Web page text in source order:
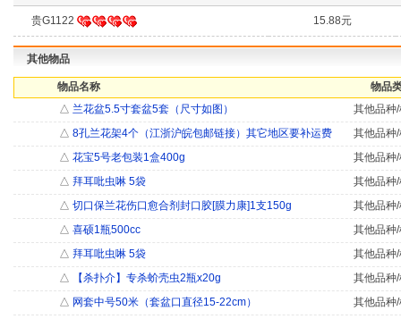
贵G1122 15.88元
其他物品
物品名称
物品
△ 兰花盆5.5寸套盆5套（尺寸如图）
其他品种
△ 8孔兰花架4个（江浙沪皖包邮链接）其它地区要补运费
其他品种
△ 花宝5号老包装1盒400g
其他品种
△ 拜耳吡虫啉 5袋
其他品种
△ 切口保兰花伤口愈合剂封口胶[膜力康]1支150g
其他品种
△ 喜硕1瓶500cc
其他品种
△ 拜耳吡虫啉 5袋
其他品种
△ 【杀扑介】专杀蚧壳虫2瓶x20g
其他品种
△ 网套中号50米（套盆口直径15-22cm）
其他品种